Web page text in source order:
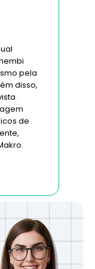
pela
disso,
de